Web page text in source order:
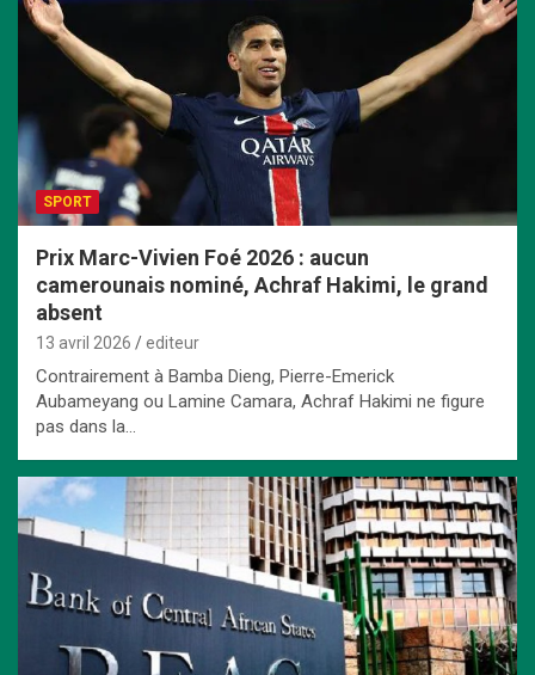
SPORT
Prix Marc-Vivien Foé 2026 : aucun
camerounais nominé, Achraf Hakimi, le grand
absent
13 avril 2026 editeur
Contrairement à Bamba Dieng, Pierre-Emerick
Aubameyang ou Lamine Camara, Achraf Hakimi ne figure
pas dans la…